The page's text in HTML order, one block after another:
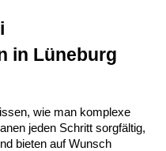
in Lüneburg
wie man komplexe
jeden Schritt sorgfältig,
bieten auf Wunsch